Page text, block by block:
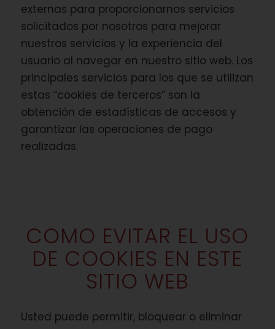
externas para proporcionarnos servicios
solicitados por nosotros para mejorar
nuestros servicios y la experiencia del
usuario al navegar en nuestro sitio web. Los
principales servicios para los que se utilizan
estas “cookies de terceros” son la
obtención de estadísticas de accesos y
garantizar las operaciones de pago
realizadas.
COMO EVITAR EL USO
DE COOKIES EN ESTE
SITIO WEB
Usted puede permitir, bloquear o eliminar